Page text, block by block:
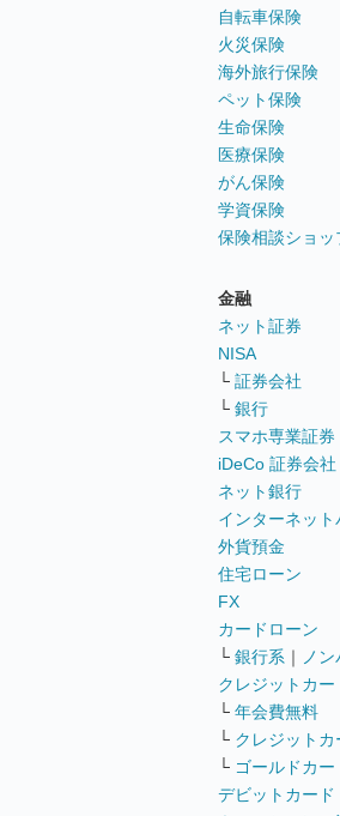
自転車保険
火災保険
海外旅行保険
ペット保険
生命保険
医療保険
がん保険
学資保険
保険相談ショッ
金融
ネット証券
NISA
└ 証券会社
└ 銀行
スマホ専業証券
iDeCo 証券会社
ネット銀行
インターネッ
外貨預金
住宅ローン
FX
カードローン
└ 銀行系 ｜
ノ
クレジットカー
└ 年会費無料
└ クレジットカ
└ ゴールドカー
デビットカード